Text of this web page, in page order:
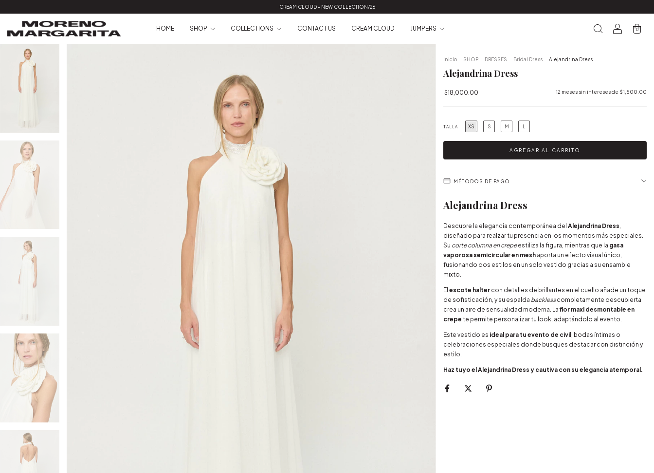
CREAM CLOUD - NEW COLLECTION/26
HOME SHOP COLLECTIONS CONTACT US CREAM CLOUD JUMPERS 0
Inicio SHOP DRESSES Bridal Dress Alejandrina Dress
Alejandrina Dress
$18,000.00 12 meses sin intereses de $1,500.00
TALLA XS S M L
MÉTODOS DE PAGO
Alejandrina Dress
Descubre la elegancia contemporánea del Alejandrina Dress
diseñado para realzar tu presencia en los momentos más especiales.
Su corte columna en crepeestiliza la figura, mientras que la gasa
vaporosa semicircular en mesh aporta un efecto visual único,
fusionando dos estilos en un solo vestido gracias a su ensamble
mixto.
El escote halter con detalles de brillantes en el cuello añade un toque
de sofisticación, y su espalda backlesscompletamente descubierta
crea un aire de sensualidad moderna. Laflor maxi desmontable en
crepe te permite personalizar tu look, adaptándolo al evento.
Este vestido es ideal para tu evento de civil
, bodas íntimas o
celebraciones especiales donde busques destacar con distinción y
estilo.
Haz tuyo el Alejandrina Dress y cautiva con su elegancia atemporal.